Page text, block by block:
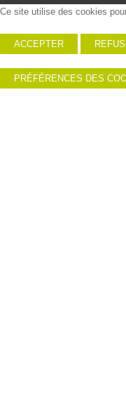
Ce site utilise des cookies
ACCEPTER
PRÉFÉRENCES DES